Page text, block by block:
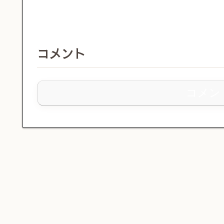
コメント